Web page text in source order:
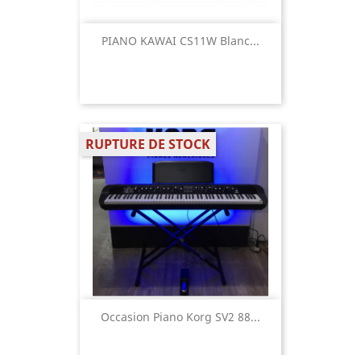
PIANO KAWAI CS11W Blanc...
Occasion Piano Korg SV2 88...
RUPTURE DE STOCK